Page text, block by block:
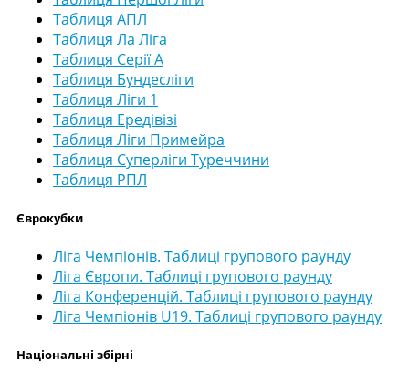
Таблиця АПЛ
Таблиця Ла Ліга
Таблиця Серії А
Таблиця Бундесліги
Таблиця Ліги 1
Таблиця Ередівізі
Таблиця Ліги Примейра
Таблиця Суперліги Туреччини
Таблиця РПЛ
Єврокубки
Ліга Чемпіонів. Таблиці групового раунду
Ліга Європи. Таблиці групового раунду
Ліга Конференцій. Таблиці групового раунду
Ліга Чемпіонів U19. Таблиці групового раунду
Національні збірні